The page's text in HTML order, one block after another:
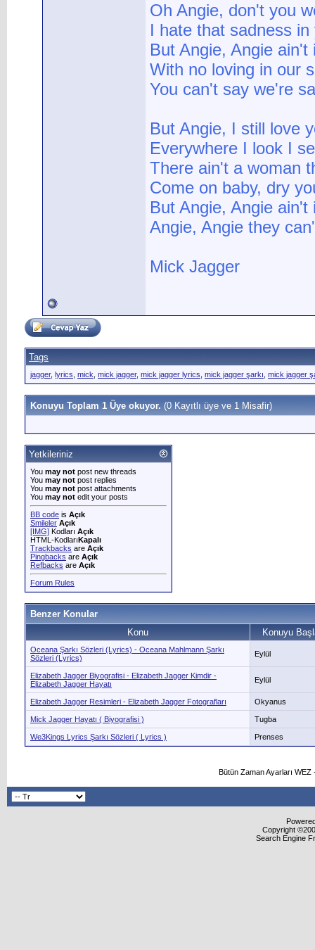
Oh Angie, don't you
I hate that sadness in
But Angie, Angie
With no loving in our
You can't say we're
But Angie, I still love
Everywhere I look I
There ain't a woman
Come on baby, dry
But Angie, Angie
Angie, Angie they
Mick Jagger
Tags
jagger, lyrics mick mick jagger, mick jagger lyrics mick jagger şarkı mick jagger
Konuyu Toplam 1 Üye okuyor. (0 Kayıtlı üye ve 1 Misafir)
Yetkileriniz
You may not post new threads
You may not post replies
You may not post attachments
You may not edit your posts
BB code is Açık
Smileler Açık
[IMG] Kodları Açık
HTML-KodlarıKapalı
Trackbacks are Açık
Pingbacks are Açık
Refbacks are Açık
Forum Rules
Benzer Konular
Konu
Konuyu
Oceana Şarkı Sözleri (Lyrics) - Oceana Mahlmann Şarkı
Sözleri (Lyrics)
Eylül
Elizabeth Jagger Biyografisi - Elizabeth Jagger Kimdir -
Elizabeth Jagger Hayatı
Eylül
Elizabeth Jagger Resimleri - Elizabeth Jagger Fotografları Okyanus
Mick Jagger Hayatı ( Biyografisi ) Tugba
We3Kings Lyrics Şarkı Sözleri ( Lyrics ) Prenses
Bütün Zaman Ayarları
Copyright
Search Engine